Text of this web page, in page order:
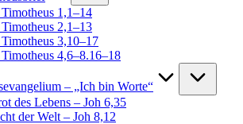
1,1–14
2,1–13
3,10–17
4,6–8.16–18
– „Ich bin Worte“
des Lebens – Joh 6,35
der Welt – Joh 8,12